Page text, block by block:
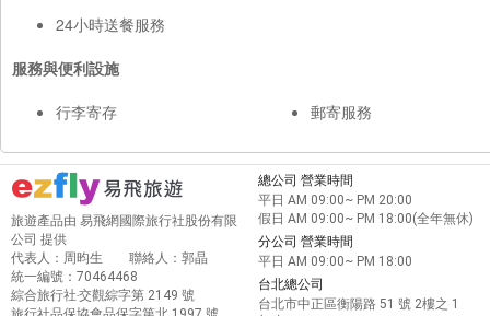
24小時送餐服務
服務與便利設施
行李寄存
郵寄服務